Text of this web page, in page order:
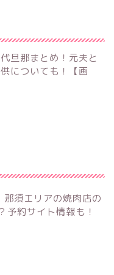
旦那まとめ！元夫と
についても！【画
那須エリアの焼肉店の
予約サイト情報も！